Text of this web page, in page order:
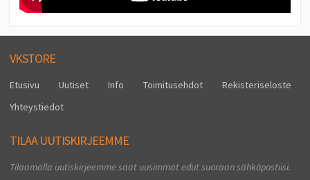
VKSTORE
Etusivu Uutiset Info Toimitusehdot
Rekisteriseloste
Yhteystiedot
TILAA UUTISKIRJEEMME
Tilaamalla uutiskirjeemme saat uusimmat edut suoraan sähköpostiisi.